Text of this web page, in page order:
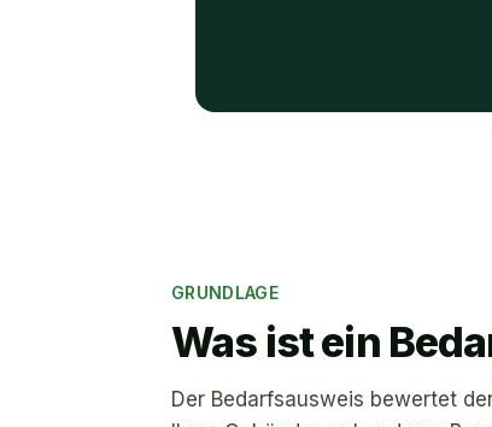
GRUNDLAGE
Was ist ein
Der Bedarfsausweis bewertet